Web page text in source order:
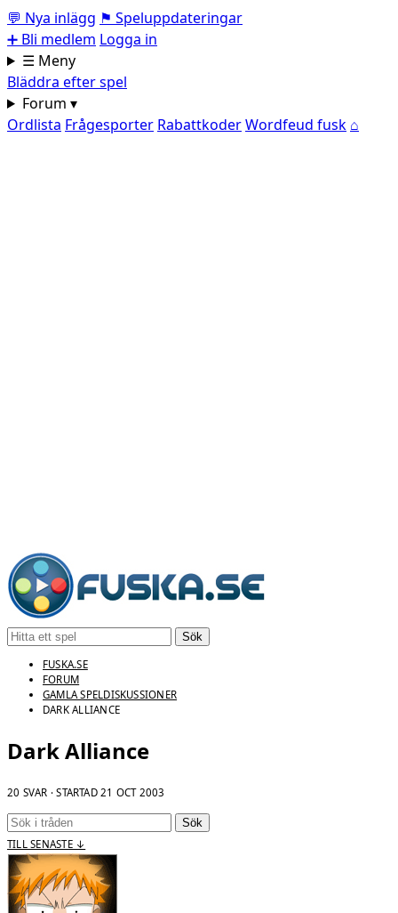
💬 Nya inlägg ⚑ Speluppdateringar
➕ Bli medlem Logga in
☰ Meny
Bläddra efter spel
Forum ▾
Ordlista Frågesporter RabattkoderWordfeud fusk ⌂
Sök
FUSKA.SE
FORUM
GAMLA SPELDISKUSSIONER
DARK ALLIANCE
Dark Alliance
20 SVAR · STARTAD21 OCT 2003
Sök
TILL SENASTE ↓